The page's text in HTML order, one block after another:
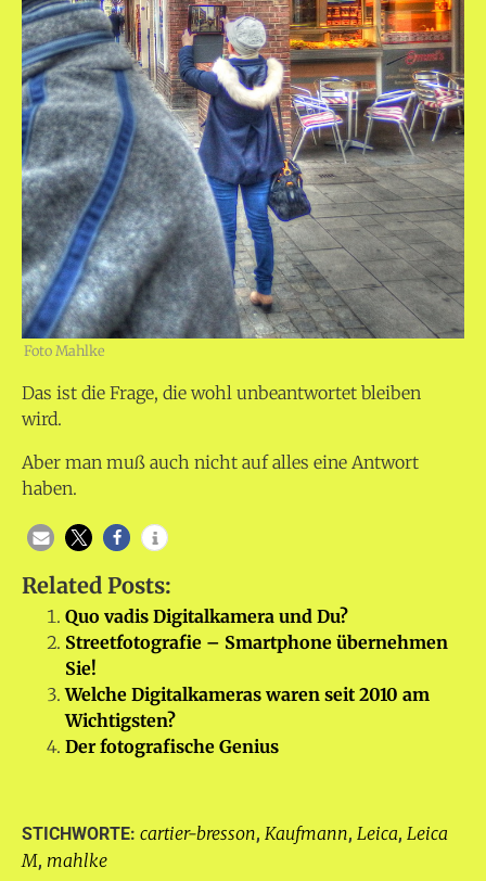
Foto Mahlke
Das ist die Frage, die wohl unbeantwortet bleiben
wird.
Aber man muß auch nicht auf alles eine Antwort
haben.
Related Posts:
Quo vadis Digitalkamera und Du?
Streetfotografie – Smartphone übernehmen
Sie!
Welche Digitalkameras waren seit 2010 am
Wichtigsten?
Der fotografische Genius
STICHWORTE: cartier-bresson, Kaufmann, Leica, Leica
M, mahlke